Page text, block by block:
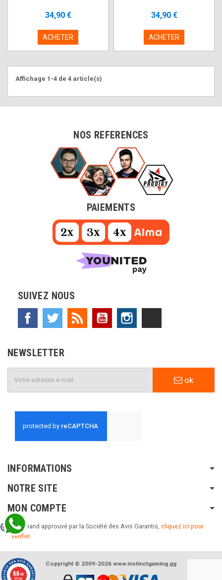
34,90 €
ACHETER
34,90 €
ACHETER
Affichage 1-4 de 4 article(s)
NOS REFERENCES
PAIEMENTS
SUIVEZ NOUS
Facebook Twitter Rss YouTube
NEWSLETTER
ok
INFORMATIONS
NOTRE SITE
MON COMPTE
Marchand approuvé par la Société des Avis Garantis, cliquez ici pour
vérifier.
Copyright © 2009-2026 www.instinctgaming.gg
9.6/10
320 avis